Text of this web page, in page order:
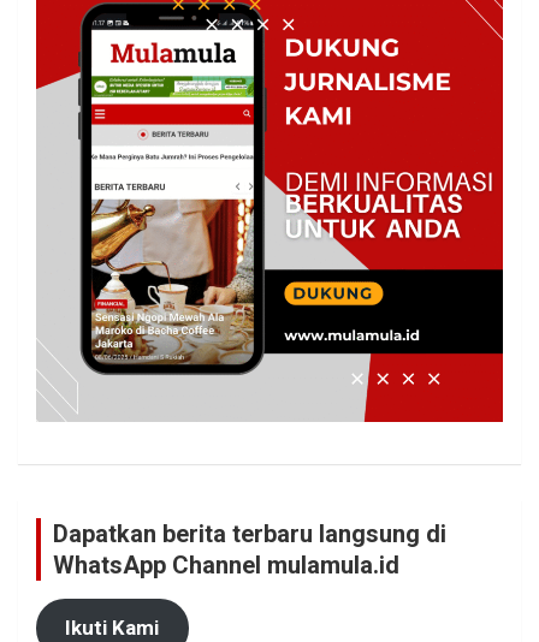
Dapatkan berita terbaru langsung di
WhatsApp Channel mulamula.id
Ikuti Kami